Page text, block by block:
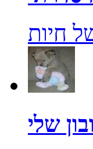
חיות
שלי